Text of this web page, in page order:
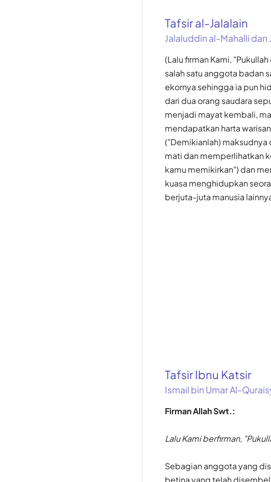
Tafsir al-Jalalain
Jalaluddin al-Mahalli
(Lalu firman Kami,
salah satu anggota badan
ekornya sehingga ia pun
dari dua orang saudara
menjadi mayat kembali,
mendapatkan harta
("Demikianlah)
mati dan memperlihatkan
kamu memikirkan") dan
kuasa menghidupkan
berjuta-juta manusia
Tafsir Ibnu Katsir
Ismail bin Umar Al-
Firman Allah Swt.:
Lalu Kami berfirman,
Sebagian anggota yang
betina yang telah